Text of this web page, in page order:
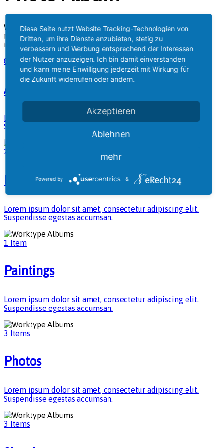
When, while the lovely valley teems with vapour around
me, and the meridian sun strikes the upper surface of the
impenetrable foliage of my trees.
8 Items
Artwork
Lorem ipsum dolor sit amet, consectetur adipiscing elit.
Suspendisse egestas accumsan.
2 Items
Line Art
Lorem ipsum dolor sit amet, consectetur adipiscing elit.
Suspendisse egestas accumsan.
1 Item
Paintings
Lorem ipsum dolor sit amet, consectetur adipiscing elit.
Suspendisse egestas accumsan.
3 Items
Photos
Lorem ipsum dolor sit amet, consectetur adipiscing elit.
Suspendisse egestas accumsan.
3 Items
Diese Seite nutzt Website Tracking-Technologien von
Dritten, um ihre Dienste anzubieten, stetig zu
verbessern und Werbung entsprechend der Interessen
der Nutzer anzuzeigen. Ich bin damit einverstanden
und kann meine Einwilligung jederzeit mit Wirkung für
die Zukunft widerrufen oder ändern.
Akzeptieren
Ablehnen
mehr
Powered by &